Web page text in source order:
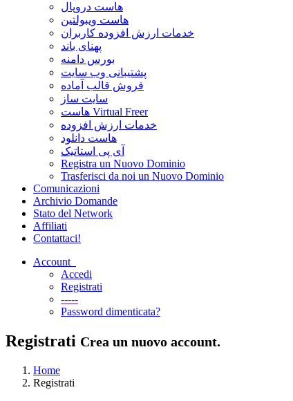
هاست دروپال
هاست ویبولتین
خدمات ارزش افزوده کاربران
پهنای باند
بورس دامنه
پشتیبانی وب سایت
فروش قالب آماده
سایت ساز
هاست Virtual Freer
خدمات ارزش افزوده
هاست دانلود
آی پی استاتیک
Registra un Nuovo Dominio
Trasferisci da noi un Nuovo Dominio
Comunicazioni
Archivio Domande
Stato del Network
Affiliati
Contattaci!
Account
Accedi
Registrati
-----
Password dimenticata?
Registrati Crea un nuovo account.
Home
Registrati